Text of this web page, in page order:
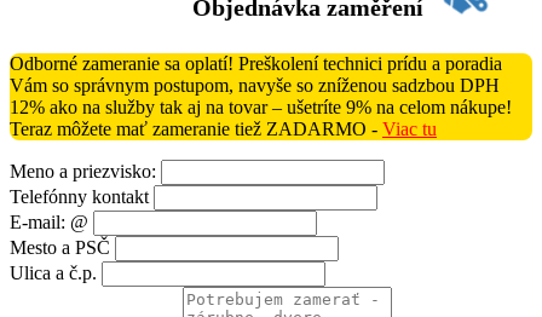
Objednávka zaměření
Odborné zameranie sa oplatí! Preškolení technici prídu a poradia
Vám so správnym postupom, navyše so zníženou sadzbou DPH
12% ako na služby tak aj na tovar – ušetríte 9% na celom nákupe!
Teraz môžete mať zameranie tiež ZADARMO - Viac tu
Meno a priezvisko:
Telefónny kontakt
E-mail: @
Mesto a PSČ
Ulica a č.p.